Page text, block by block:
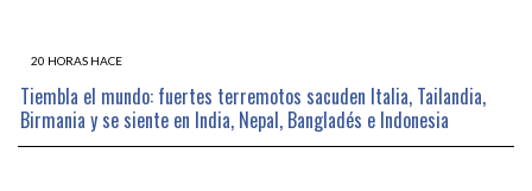
20 HORAS HACE
Tiembla el mundo: fuertes terremotos sacuden Italia, Tailandia,
Birmania y se siente en India, Nepal, Bangladés e Indonesia